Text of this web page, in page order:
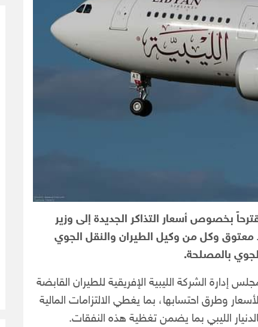
بخصوص أسعار التذاكر الجديدة إلى وزير
وكل من وكيل الطيران والنقل الجوي
بالمصلحة.
الشركة الليبية الإفريقية للطيران القابضة
وطرق احتسابها، بما يغطي الالتزامات المالية
الليبي بما يضمن تغظية هذه النفقات.